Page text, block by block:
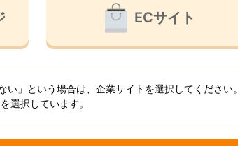
ECサイト
い」という場合は、企業サイトを選択してください。
選択しています。